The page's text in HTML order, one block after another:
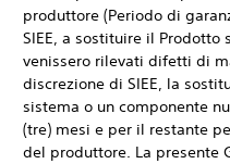
produttore (Periodo di
SIEE, a sostituire il
venissero rilevati difetti di
discrezione di SIEE, la
sistema o un componente
(tre) mesi e per il restante
del produttore. La presente